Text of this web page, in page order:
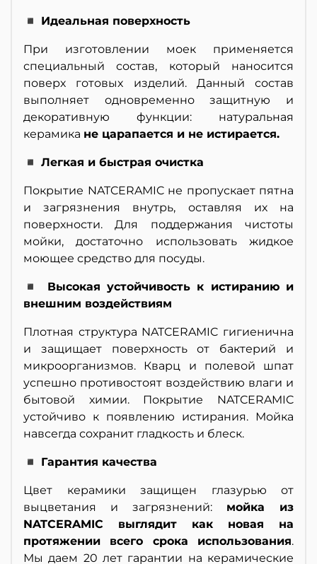
◾ Идеальная поверхность
При изготовлении моек применяется
специальный состав, который наносится
поверх готовых изделий. Данный состав
выполняет одновременно защитную и
декоративную функции: натуральная
керамика не царапается и не истирается.
◾ Легкая и быстрая очистка
Покрытие NATCERAMIC не пропускает пятна
и загрязнения внутрь, оставляя их на
поверхности. Для поддержания чистоты
мойки, достаточно использовать жидкое
моющее средство для посуды.
◾ Высокая устойчивость к истиранию и
внешним воздействиям
Плотная структура NATCERAMIC гигиенична
и защищает поверхность от бактерий и
микроорганизмов. Кварц и полевой шпат
успешно противостоят воздействию влаги и
бытовой химии. Покрытие NATCERAMIC
устойчиво к появлению истирания. Мойка
навсегда сохранит гладкость и блеск.
◾ Гарантия качества
Цвет керамики защищен глазурью от
выцветания и загрязнений: мойка из
NATCERAMIC выглядит как новая на
протяжении всего срока использования.
Мы даем 20 лет гарантии на керамические